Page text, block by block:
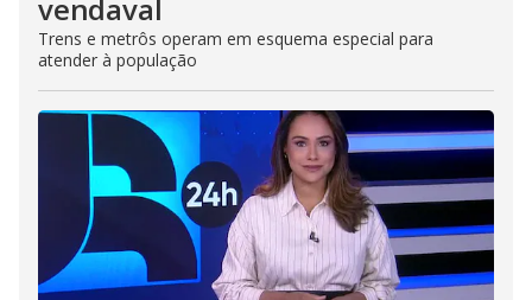
vendaval
Trens e metrôs operam em esquema especial para
atender à população